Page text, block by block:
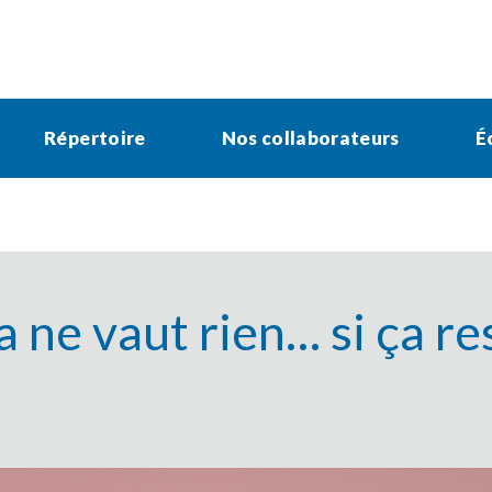
Répertoire Nos collaborateurs
ne vaut rien… si ça